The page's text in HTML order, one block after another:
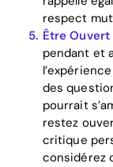
respect
Être Ouvert
pendant et
des
pourrait
restez
critique
considérez